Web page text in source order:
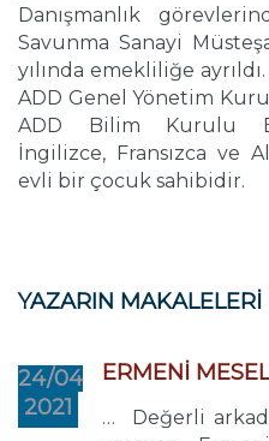
Danışmanlık
Savunma Sanayi
yılında emekliliğe
ADD Genel Yönetim
ADD Bilim Kurulu
İngilizce, Fransızca ve
evli bir çocuk sahibidir.
YAZARIN MAKALELERİ
24/04
2021
ERMENİ
… Değerli